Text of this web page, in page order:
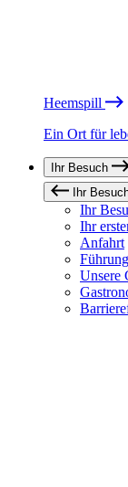
Heemspill
Ein Ort für
Ihr Besuch
Ihr
Ihr
Ihr
Anfahrt
Unsere